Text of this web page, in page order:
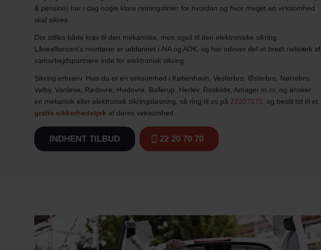
& pension) har i dag nogle klare retningslinier for hvordan og hvor meget en virksomhed
skal sikres.
Der stilles både krav til den mekaniske, men også til den elektroniske sikring.
Låsealliancen’s montører er uddannet i AIA og ADK, og har udover det et bredt netværk af
samarbejdspartnere inde for elektronisk sikring.
Sikring erhverv. Hvis du er en virksomhed i København, Vesterbro, Østerbro, Nørrebro,
Valby, Vanløse, Rødovre, Hvidovre, Ballerup, Herlev, Roskilde, Amager m.m, og ønsker
en mekanisk eller elektronisk sikringsløsning, så ring til os på 22207070 , og bestil tid til et
gratis sikkerhedstjek af deres virksomhed.
INDHENT TILBUD 22 20 70 70